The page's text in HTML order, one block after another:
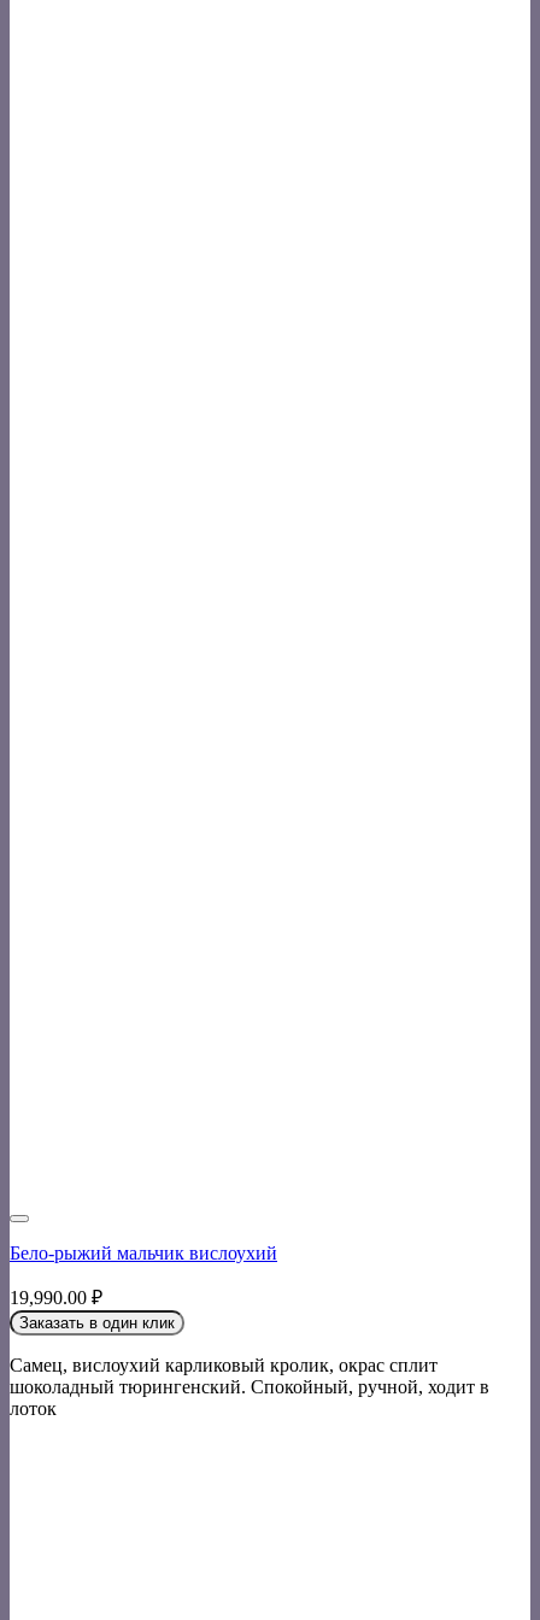
Бело-рыжий мальчик вислоухий
19,990.00 ₽
Заказать в один клик
Самец, вислоухий карликовый кролик, окрас сплит
шоколадный тюрингенский. Спокойный, ручной, ходит в
лоток